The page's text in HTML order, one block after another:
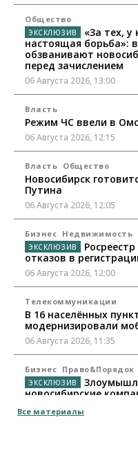
Общество
«За тех, у
настоящая борьба»:
обзванивают
перед зачислением
06 Августа 2026, 13:00
Власть
Режим ЧС ввели в
06 Августа 2026, 12:15
Власть Общество
Новосибирск
Путина
06 Августа 2026, 12:05
Бизнес Недвижимость
отказов в
06 Августа 2026, 12:00
Телекоммуникации
В 16 населённых
модернизировали
06 Августа 2026, 11:35
Бизнес Право&Порядок
новосибирские
06 Августа 2026, 11:00
Все материалы